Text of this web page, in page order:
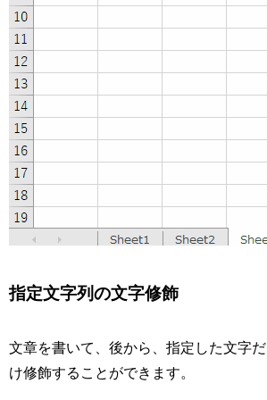
指定文字列の文字修飾
文章を書いて、後から、指定した文字だ
け修飾することができます。